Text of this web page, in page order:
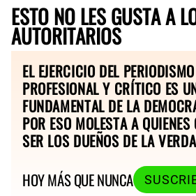
ESTO NO LES GUSTA A
AUTORITARIOS
EL EJERCICIO DEL PERIODISMO
PROFESIONAL Y CRÍTICO ES
FUNDAMENTAL DE LA
POR ESO MOLESTA A QUIENES
SER LOS DUEÑOS DE LA
HOY MÁS QUE NUNCA